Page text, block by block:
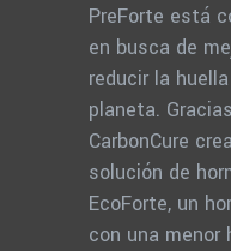
PreForte está
en busca de
reducir la
planeta.
CarbonCure
solución de
EcoForte, un
con una menor